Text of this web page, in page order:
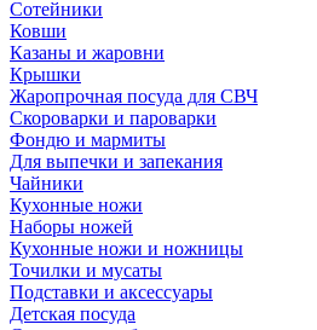
Сотейники
Ковши
Казаны и жаровни
Крышки
Жаропрочная посуда для СВЧ
Скороварки и пароварки
Фондю и мармиты
Для выпечки и запекания
Чайники
Кухонные ножи
Наборы ножей
Кухонные ножи и ножницы
Точилки и мусаты
Подставки и аксессуары
Детская посуда